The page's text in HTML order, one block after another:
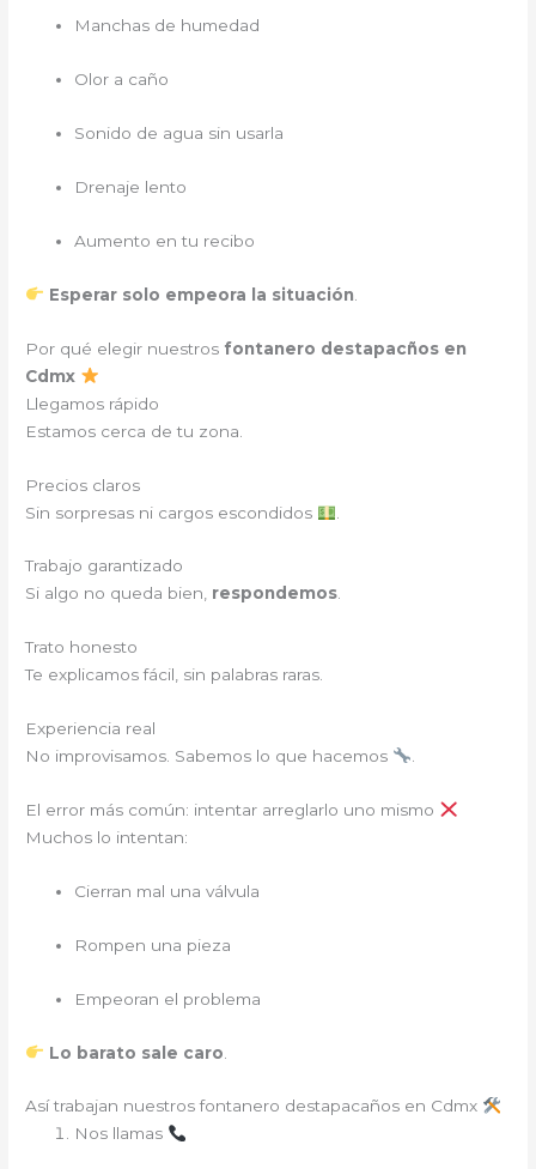
Manchas de humedad
Olor a caño
Sonido de agua sin usarla
Drenaje lento
Aumento en tu recibo
Esperar solo empeora la situación
Por qué elegir nuestros fontanero destapacños en
Cdmx
Llegamos rápido
Estamos cerca de tu zona.
Precios claros
Sin sorpresas ni cargos escondidos
Trabajo garantizado
Si algo no queda bien, respondemos.
Trato honesto
Te explicamos fácil, sin palabras raras.
Experiencia real
No improvisamos. Sabemos lo que hacemos
El error más común: intentar arreglarlo uno mismo
Muchos lo intentan:
Cierran mal una válvula
Rompen una pieza
Empeoran el problema
Lo barato sale caro
Así trabajan nuestros fontanero destapacaños en Cdmx
Nos llamas